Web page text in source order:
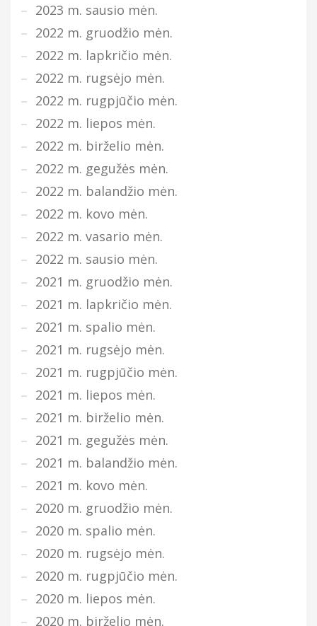
2023 m. sausio mėn.
2022 m. gruodžio mėn.
2022 m. lapkričio mėn.
2022 m. rugsėjo mėn.
2022 m. rugpjūčio mėn.
2022 m. liepos mėn.
2022 m. birželio mėn.
2022 m. gegužės mėn.
2022 m. balandžio mėn.
2022 m. kovo mėn.
2022 m. vasario mėn.
2022 m. sausio mėn.
2021 m. gruodžio mėn.
2021 m. lapkričio mėn.
2021 m. spalio mėn.
2021 m. rugsėjo mėn.
2021 m. rugpjūčio mėn.
2021 m. liepos mėn.
2021 m. birželio mėn.
2021 m. gegužės mėn.
2021 m. balandžio mėn.
2021 m. kovo mėn.
2020 m. gruodžio mėn.
2020 m. spalio mėn.
2020 m. rugsėjo mėn.
2020 m. rugpjūčio mėn.
2020 m. liepos mėn.
2020 m. birželio mėn.